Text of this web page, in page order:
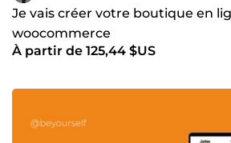
Je vais créer votre boutique en
woocommerce
À partir de 125,44 $US